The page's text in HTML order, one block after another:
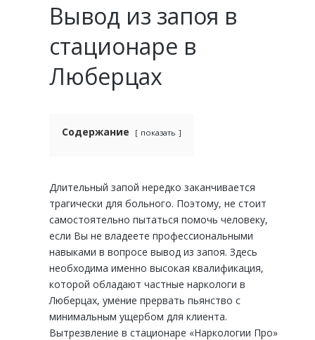
Вывод из запоя в
стационаре в
Люберцах
Содержание показать
Длительный запой нередко заканчивается
трагически для больного. Поэтому, не стоит
самостоятельно пытаться помочь человеку,
если Вы не владеете профессиональными
навыками в вопросе вывод из запоя. Здесь
необходима именно высокая квалификация,
которой обладают частные наркологи в
Люберцах, умение прервать пьянство с
минимальным ущербом для клиента.
Вытрезвление в стационаре «Наркологии Про»